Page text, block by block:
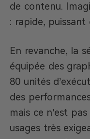
de contenu.
: rapide,
En revanche, la
équipée des
80 unités
des
mais ce n’est
usages très